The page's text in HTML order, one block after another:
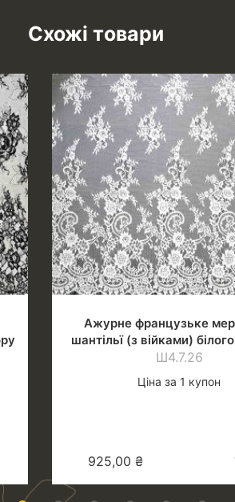
Схожі товари
Ажурне французьке
шантільї (з війками)
(теплий відтінок)
Ш4.7.26
Ціна за 1 купон
925,00 ₴